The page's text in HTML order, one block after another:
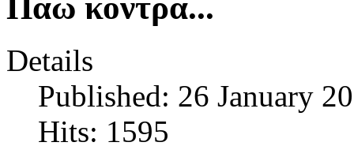
Details
Published: 26 January
Hits: 1595